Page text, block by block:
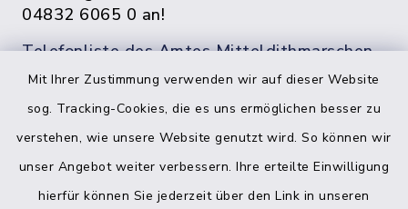
Mit Ihrer Zustimmung verwenden wir auf dieser Website
sog. Tracking-Cookies, die es uns ermöglichen besser zu
verstehen, wie unsere Website genutzt wird. So können wir
unser Angebot weiter verbessern. Ihre erteilte Einwilligung
hierfür können Sie jederzeit über den Link in unseren
04832 6065 0 an!
Telefonliste des Amtes Mitteldithmarschen